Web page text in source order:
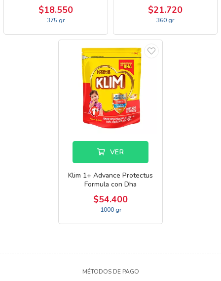
$18.550
375 gr
$21.720
360 gr
VER
Klim 1+ Advance Protectus
Formula con Dha
$54.400
1000 gr
MÉTODOS DE PAGO